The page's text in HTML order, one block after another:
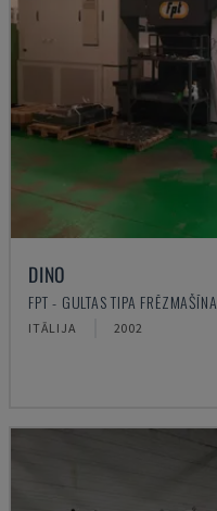
DINO
FPT - GULTAS TIPA FRĒZMAŠĪNA
ITĀLIJA 2002